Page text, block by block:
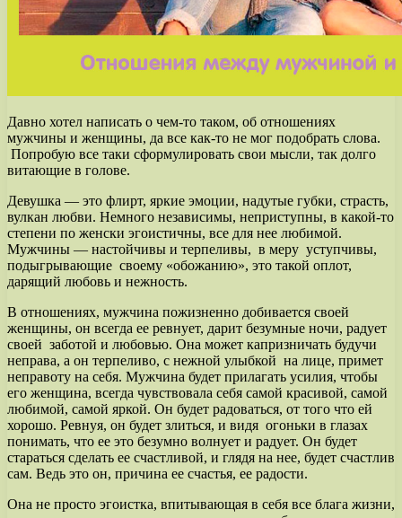
Давно хотел написать о чем-то таком, об отношениях
мужчины и женщины, да все как-то не мог подобрать слова.
Попробую все таки сформулировать свои мысли, так долго
витающие в голове.
Девушка — это флирт, яркие эмоции, надутые губки, страсть,
вулкан любви. Немного независимы, неприступны, в какой-то
степени по женски эгоистичны, все для нее любимой.
Мужчины — настойчивы и терпеливы, в меру уступчивы,
подыгрывающие своему «обожанию», это такой оплот,
дарящий любовь и нежность.
В отношениях, мужчина пожизненно добивается своей
женщины, он всегда ее ревнует, дарит безумные ночи, радует
своей заботой и любовью. Она может капризничать будучи
неправа, а он терпеливо, с нежной улыбкой на лице, примет
неправоту на себя. Мужчина будет прилагать усилия, чтобы
его женщина, всегда чувствовала себя самой красивой, самой
любимой, самой яркой. Он будет радоваться, от того что ей
хорошо. Ревнуя, он будет злиться, и видя огоньки в глазах
понимать, что ее это безумно волнует и радует. Он будет
стараться сделать ее счастливой, и глядя на нее, будет счастлив
сам. Ведь это он, причина ее счастья, ее радости.
Она не просто эгоистка, впитывающая в себя все блага жизни,